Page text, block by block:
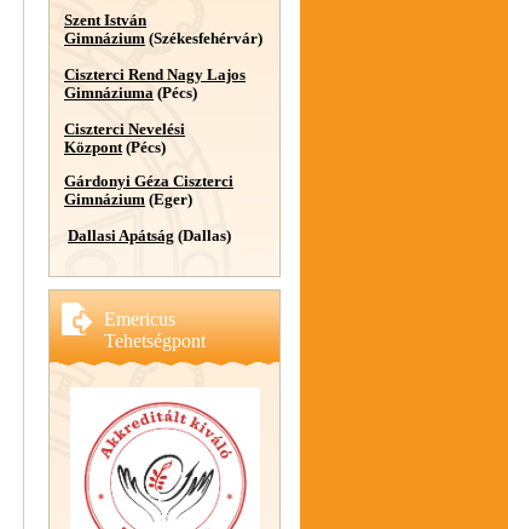
Szent István
Gimnázium (Székesfehérvár)
Ciszterci Rend Nagy Lajos
Gimnáziuma (Pécs)
Ciszterci Nevelési
Központ(Pécs)
Gárdonyi Géza Ciszterci
Gimnázium (Eger)
Dallasi Apátság (Dallas)
Emericus
Tehetségpont